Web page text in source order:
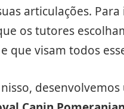
articulações. Para
os tutores
que visam todos